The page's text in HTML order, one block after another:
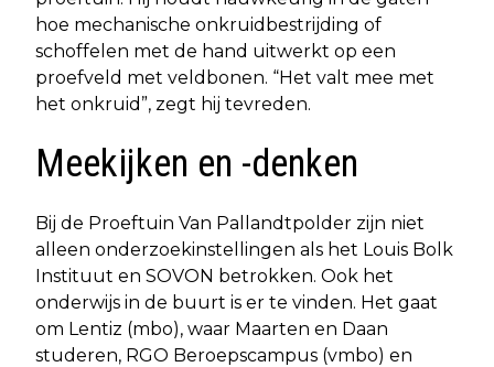
hoe mechanische onkruidbestrijding of
schoffelen met de hand uitwerkt op een
proefveld met veldbonen. “Het valt mee met
het onkruid”, zegt hij tevreden.
Meekijken en -denken
Bij de Proeftuin Van Pallandtpolder zijn niet
alleen onderzoekinstellingen als het Louis Bolk
Instituut en SOVON betrokken. Ook het
onderwijs in de buurt is er te vinden. Het gaat
om Lentiz (mbo), waar Maarten en Daan
studeren, RGO Beroepscampus (vmbo) en